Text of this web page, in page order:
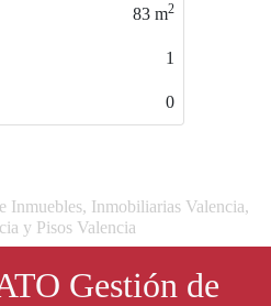
83 m2
1
0
Inmobiliarias Valencia,
y Pisos Valencia
Gestión de